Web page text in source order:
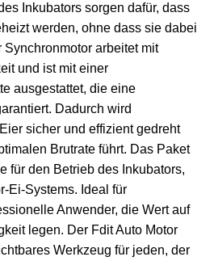
Inkubators sorgen dafür, dass
werden, ohne dass sie dabei
arbeitet mit
und ist mit einer
ausgestattet, die eine
Dadurch wird
sicher und effizient gedreht
Brutrate führt. Das Paket
für den Betrieb des Inkubators,
Ei-Systems. Ideal für
Anwender, die Wert auf
legen. Der Fdit Auto Motor
Werkzeug für jeden, der